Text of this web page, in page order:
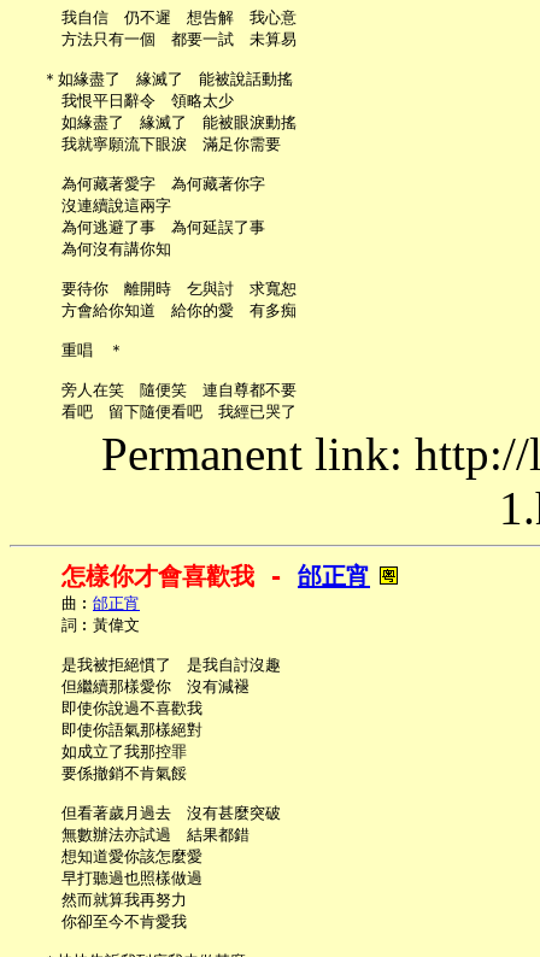
     我自信　仍不遲　想告解　我心意
     方法只有一個　都要一試　未算易
   ＊如緣盡了　緣滅了　能被說話動搖
     我恨平日辭令　領略太少
     如緣盡了　緣滅了　能被眼淚動搖
     我就寧願流下眼淚　滿足你需要
     為何藏著愛字　為何藏著你字
     沒連續說這兩字
     為何逃避了事　為何延誤了事
     為何沒有講你知
     要待你　離開時　乞與討　求寬恕
     方會給你知道　給你的愛　有多痴
     重唱　＊
     旁人在笑　隨便笑　連自尊都不要
Permanent link:
怎樣你才會喜歡我 - 邰正宵
     曲︰
邰正宵
     詞︰黃偉文
     是我被拒絕慣了　是我自討沒趣
     但繼續那樣愛你　沒有減褪
     即使你說過不喜歡我
     即使你語氣那樣絕對
     如成立了我那控罪
     要係撤銷不肯氣餒
     但看著歲月過去　沒有甚麼突破
     無數辦法亦試過　結果都錯
     想知道愛你該怎麼愛
     早打聽過也照樣做過
     然而就算我再努力
     你卻至今不肯愛我